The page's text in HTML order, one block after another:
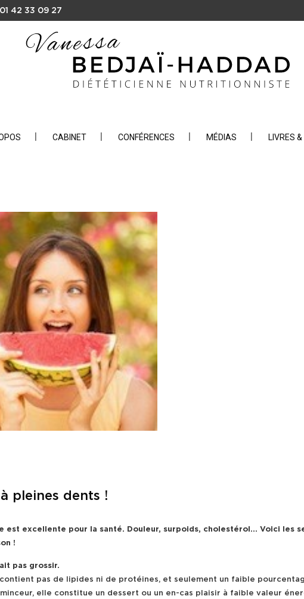
01 42 33 09 27
CABINET CONFÉRENCES MÉDIAS LIVRES
pleines dents !
est excellente pour la santé. Douleur, surpoids, cholestérol… Voici les
!
pas grossir.
contient pas de lipides ni de protéines, et seulement un faible
elle constitue un dessert ou un en-cas plaisir à faible valeur